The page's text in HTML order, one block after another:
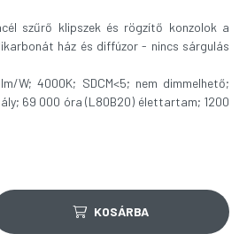
szűrő klipszek és rögzítő konzolok a
ház és diffúzor - nincs sárgulás
W; 4000K; SDCM<5; nem dimmelhető;
69 000 óra (L80B20) élettartam; 1200
KOSÁRBA